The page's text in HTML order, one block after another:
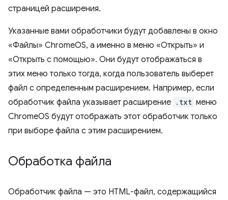
страницей расширения.
Указанные вами обработчики будут добавлены в окно
«Файлы» ChromeOS, а именно в меню «Открыть» и
«Открыть с помощью». Они будут отображаться в
этих меню только тогда, когда пользователь выберет
файл с определенным расширением. Например, если
обработчик файла указывает расширение .txt меню
ChromeOS будут отображать этот обработчик только
при выборе файла с этим расширением.
Обработка файла
Обработчик файла — это HTML-файл, содержащийся